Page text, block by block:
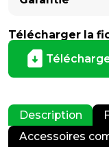
Télécharger la
Description
Accessoires